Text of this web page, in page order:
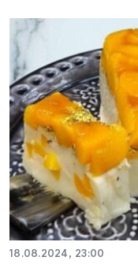
18.08.2024, 23:00